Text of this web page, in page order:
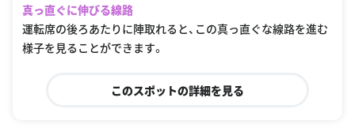
真っ直ぐに伸びる線路
運転席の後ろあたりに陣取れると、この真っ直ぐな線路を進む
様子を見ることができます。
このスポットの詳細を見る